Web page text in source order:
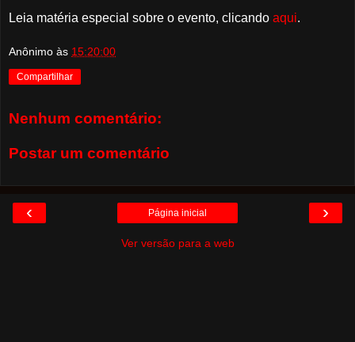
Leia matéria especial sobre o evento, clicando aqui.
Anônimo às 15:20:00
Compartilhar
Nenhum comentário:
Postar um comentário
‹ ›
Página inicial
Ver versão para a web